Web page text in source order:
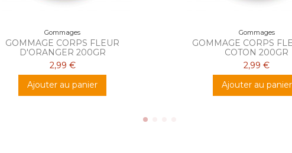
Gommages
GOMMAGE CORPS FLEUR
D'ORANGER 200GR
2,99 €
Ajouter au panier
Gommages
GOMMAGE CORPS
COTON 200GR
2,99 €
Ajouter au panier